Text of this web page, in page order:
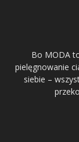
Bo MODA
pielęgnowanie
siebie –